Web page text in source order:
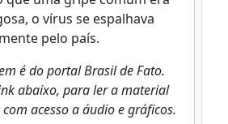
o vírus se espalhava
pelo país.
é do portal Brasil de Fato.
abaixo, para ler a material
acesso a áudio e gráficos.